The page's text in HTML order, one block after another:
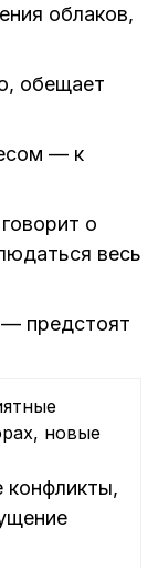
облаков,
обещает
— к
о
весь
предстоят
новые